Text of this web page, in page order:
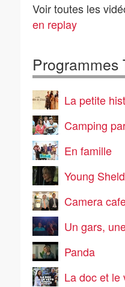
Voir toutes les
en replay
La petite
Camping
En famille
Young
Camera
Un gars,
Panda
La doc et le